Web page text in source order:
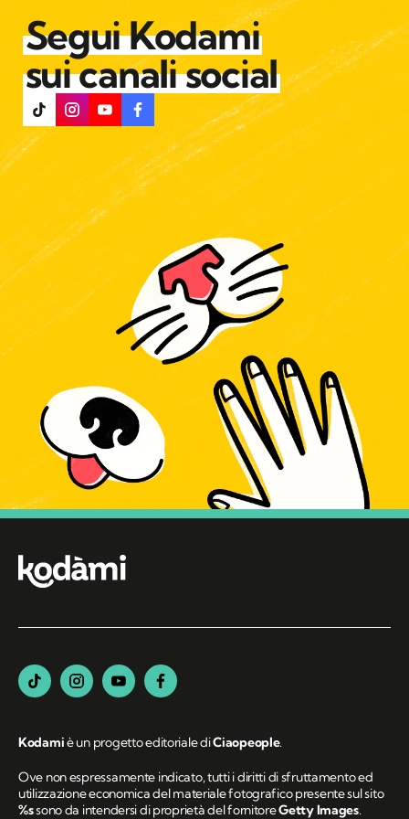
Segui Kodami
sui canali social
Kodamiè un progetto editoriale diCiaopeople.
Ove non espressamente indicato, tutti i diritti di sfruttamento ed
utilizzazione economica del materiale fotografico presente sul sito
%ssono da intendersi di proprietà del fornitoreGetty Images.